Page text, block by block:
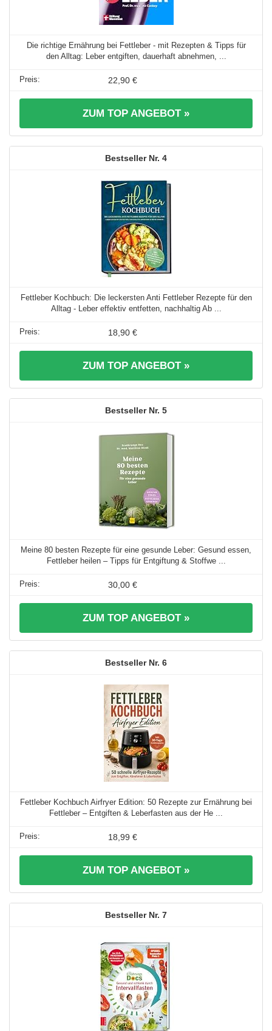
Die richtige Ernährung bei Fettleber - mit Rezepten & Tipps für
den Alltag: Leber entgiften, dauerhaft abnehmen, ...
22,90 €
ZUM TOP ANGEBOT »
4
Fettleber Kochbuch: Die leckersten Anti Fettleber Rezepte für den
Alltag - Leber effektiv entfetten, nachhaltig Ab ...
18,90 €
ZUM TOP ANGEBOT »
5
Meine 80 besten Rezepte für eine gesunde Leber: Gesund essen,
Fettleber heilen – Tipps für Entgiftung & Stoffwe ...
30,00 €
ZUM TOP ANGEBOT »
6
Fettleber Kochbuch Airfryer Edition: 50 Rezepte zur Ernährung bei
Fettleber – Entgiften & Leberfasten aus der He ...
18,99 €
ZUM TOP ANGEBOT »
7